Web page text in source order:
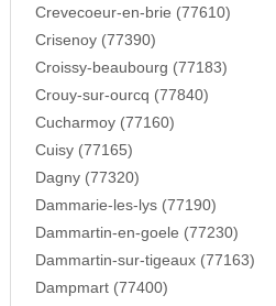
Crevecoeur-en-brie (77610)
Crisenoy (77390)
Croissy-beaubourg (77183)
Crouy-sur-ourcq (77840)
Cucharmoy (77160)
Cuisy (77165)
Dagny (77320)
Dammarie-les-lys (77190)
Dammartin-en-goele (77230)
Dammartin-sur-tigeaux (77163)
Dampmart (77400)